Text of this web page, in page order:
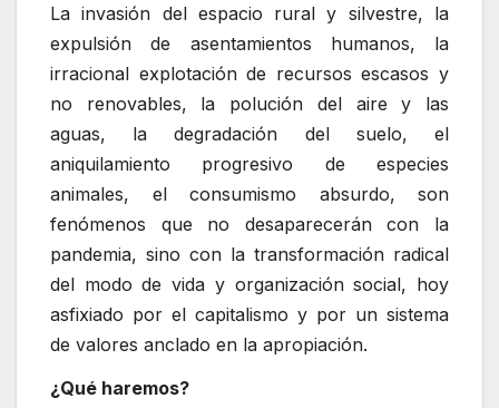
La invasión del espacio rural y silvestre, la
expulsión de asentamientos humanos, la
irracional explotación de recursos escasos y
no renovables, la polución del aire y las
aguas, la degradación del suelo, el
aniquilamiento progresivo de especies
animales, el consumismo absurdo, son
fenómenos que no desaparecerán con la
pandemia, sino con la transformación radical
del modo de vida y organización social, hoy
asfixiado por el capitalismo y por un sistema
de valores anclado en la apropiación.
¿Qué haremos?